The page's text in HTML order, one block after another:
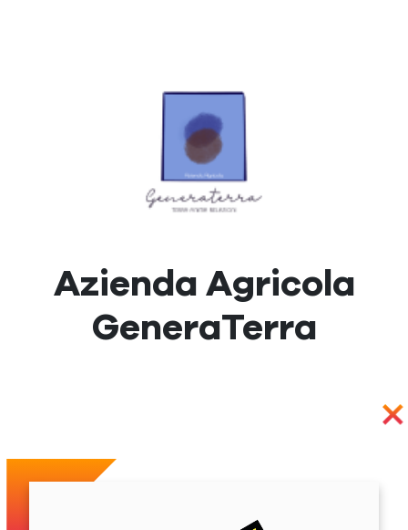
Azienda Agricola
GeneraTerra